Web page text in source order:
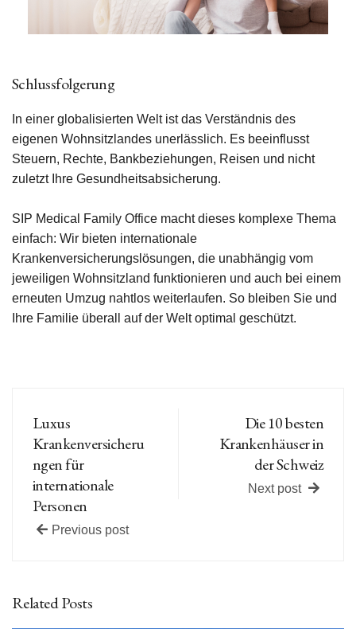
Schlussfolgerung
In einer globalisierten Welt ist das Verständnis des
eigenen Wohnsitzlandes unerlässlich. Es beeinflusst
Steuern, Rechte, Bankbeziehungen, Reisen und nicht
zuletzt Ihre Gesundheitsabsicherung.
SIP Medical Family Office macht dieses komplexe Thema
einfach: Wir bieten internationale
Krankenversicherungslösungen, die unabhängig vom
jeweiligen Wohnsitzland funktionieren und auch bei einem
erneuten Umzug nahtlos weiterlaufen. So bleiben Sie und
Ihre Familie überall auf der Welt optimal geschützt.
Luxus
Krankenversicheru
ngen für
internationale
Personen
Previous post
Die 10 besten
Krankenhäuser in
der Schweiz
Next post
Related Posts